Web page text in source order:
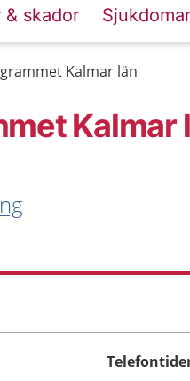
& skador
Kalmar län
Kalmar